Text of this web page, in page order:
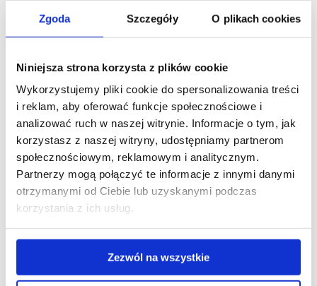
Zgoda Szczegóły O plikach cookies
Niniejsza strona korzysta z plików cookie
Wykorzystujemy pliki cookie do spersonalizowania treści
i reklam, aby oferować funkcje społecznościowe i
analizować ruch w naszej witrynie. Informacje o tym, jak
korzystasz z naszej witryny, udostępniamy partnerom
społecznościowym, reklamowym i analitycznym.
Partnerzy mogą połączyć te informacje z innymi danymi
otrzymanymi od Ciebie lub uzyskanymi podczas
korzystania z ich usług.
Zezwól na wszystkie
pytanie pojawi się w ciągu 48 godzin (nie
Pogotowia dla roślin! Polecamy także nasz
poradnik dostępny on-line: "Najczęściej
występujące choroby i szkodniki
w ogrodzie - poznaj skuteczne sposoby
na ich zwalczanie".
Zadaj pytanie ekspertowi